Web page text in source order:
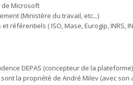
Microsoft
(Ministère du travail, etc...)
( ISO, Mase, Eurogip, INRS,
DEPAS (concepteur de la plateforme)
la propriété de André Milev (avec son